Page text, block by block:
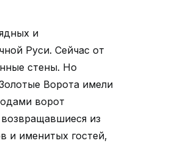
и
Руси. Сейчас от
стены. Но
Ворота имели
ворот
из
и именитых гостей,